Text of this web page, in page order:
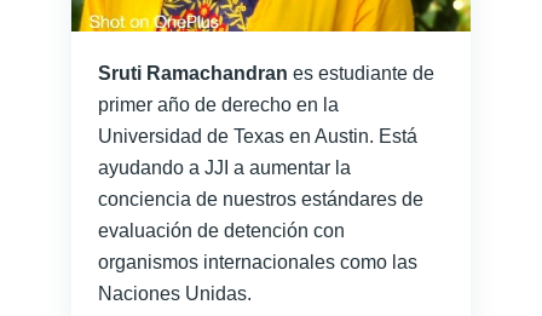
Sruti Ramachandran es estudiante de
primer año de derecho en la
Universidad de Texas en Austin. Está
ayudando a JJI a aumentar la
conciencia de nuestros estándares de
evaluación de detención con
organismos internacionales como las
Naciones Unidas.